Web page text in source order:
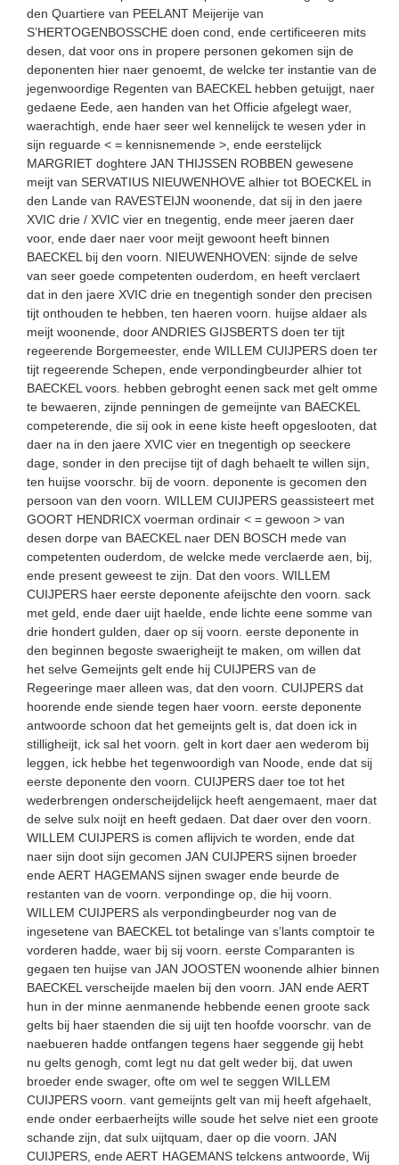
den Quartiere van PEELANT Meijerije van
S’HERTOGENBOSSCHE doen cond, ende certificeeren mits
desen, dat voor ons in propere personen gekomen sijn de
deponenten hier naer genoemt, de welcke ter instantie van de
jegenwoordige Regenten van BAECKEL hebben getuijgt, naer
gedaene Eede, aen handen van het Officie afgelegt waer,
waerachtigh, ende haer seer wel kennelijck te wesen yder in
sijn reguarde < = kennisnemende >, ende eerstelijck
MARGRIET doghtere JAN THIJSSEN ROBBEN gewesene
meijt van SERVATIUS NIEUWENHOVE alhier tot BOECKEL in
den Lande van RAVESTEIJN woonende, dat sij in den jaere
XVIC drie / XVIC vier en tnegentig, ende meer jaeren daer
voor, ende daer naer voor meijt gewoont heeft binnen
BAECKEL bij den voorn. NIEUWENHOVEN: sijnde de selve
van seer goede competenten ouderdom, en heeft verclaert
dat in den jaere XVIC drie en tnegentigh sonder den precisen
tijt onthouden te hebben, ten haeren voorn. huijse aldaer als
meijt woonende, door ANDRIES GIJSBERTS doen ter tijt
regeerende Borgemeester, ende WILLEM CUIJPERS doen ter
tijt regeerende Schepen, ende verpondingbeurder alhier tot
BAECKEL voors. hebben gebroght eenen sack met gelt omme
te bewaeren, zijnde penningen de gemeijnte van BAECKEL
competerende, die sij ook in eene kiste heeft opgeslooten, dat
daer na in den jaere XVIC vier en tnegentigh op seeckere
dage, sonder in den precijse tijt of dagh behaelt te willen sijn,
ten huijse voorschr. bij de voorn. deponente is gecomen den
persoon van den voorn. WILLEM CUIJPERS geassisteert met
GOORT HENDRICX voerman ordinair < = gewoon > van
desen dorpe van BAECKEL naer DEN BOSCH mede van
competenten ouderdom, de welcke mede verclaerde aen, bij,
ende present geweest te zijn. Dat den voors. WILLEM
CUIJPERS haer eerste deponente afeijschte den voorn. sack
met geld, ende daer uijt haelde, ende lichte eene somme van
drie hondert gulden, daer op sij voorn. eerste deponente in
den beginnen begoste swaerigheijt te maken, om willen dat
het selve Gemeijnts gelt ende hij CUIJPERS van de
Regeeringe maer alleen was, dat den voorn. CUIJPERS dat
hoorende ende siende tegen haer voorn. eerste deponente
antwoorde schoon dat het gemeijnts gelt is, dat doen ick in
stilligheijt, ick sal het voorn. gelt in kort daer aen wederom bij
leggen, ick hebbe het tegenwoordigh van Noode, ende dat sij
eerste deponente den voorn. CUIJPERS daer toe tot het
wederbrengen onderscheijdelijck heeft aengemaent, maer dat
de selve sulx noijt en heeft gedaen. Dat daer over den voorn.
WILLEM CUIJPERS is comen aflijvich te worden, ende dat
naer sijn doot sijn gecomen JAN CUIJPERS sijnen broeder
ende AERT HAGEMANS sijnen swager ende beurde de
restanten van de voorn. verpondinge op, die hij voorn.
WILLEM CUIJPERS als verpondingbeurder nog van de
ingesetene van BAECKEL tot betalinge van s’lants comptoir te
vorderen hadde, waer bij sij voorn. eerste Comparanten is
gegaen ten huijse van JAN JOOSTEN woonende alhier binnen
BAECKEL verscheijde maelen bij den voorn. JAN ende AERT
hun in der minne aenmanende hebbende eenen groote sack
gelts bij haer staenden die sij uijt ten hoofde voorschr. van de
naebueren hadde ontfangen tegens haer seggende gij hebt
nu gelts genogh, comt legt nu dat gelt weder bij, dat uwen
broeder ende swager, ofte om wel te seggen WILLEM
CUIJPERS voorn. vant gemeijnts gelt van mij heeft afgehaelt,
ende onder eerbaerheijts wille soude het selve niet een groote
schande zijn, dat sulx uijtquam, daer op die voorn. JAN
CUIJPERS, ende AERT HAGEMANS telckens antwoorde, Wij